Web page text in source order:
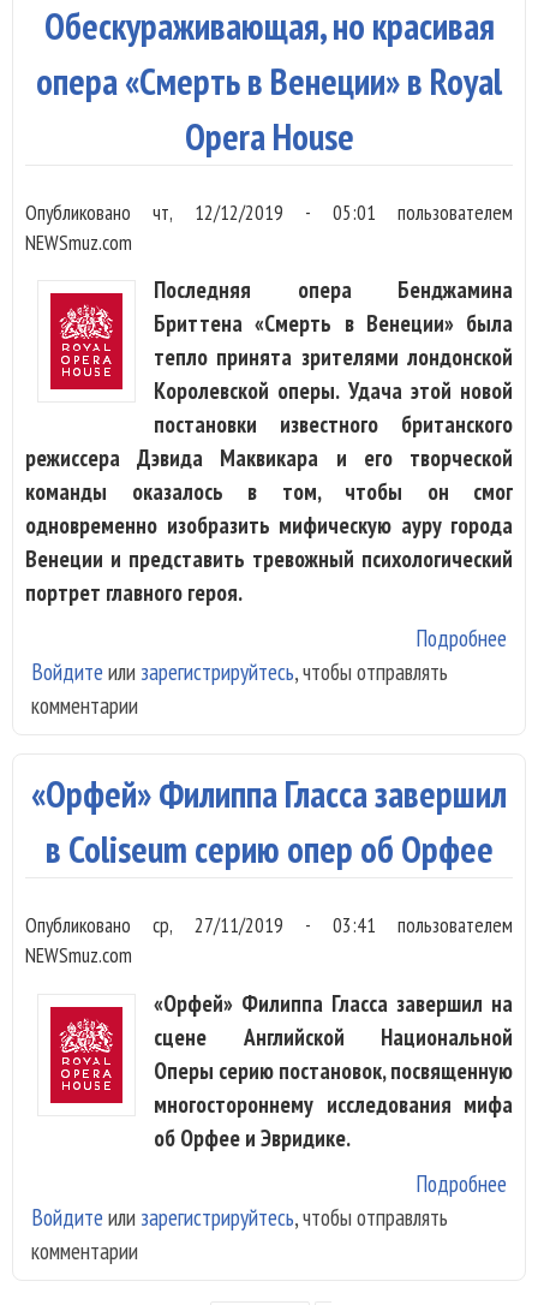
Обескураживающая, но красивая
опера «Смерть в Венеции» в Royal
Opera House
Опубликованочт, 12/12/2019 - 05:01 пользователем
NEWSmuz.com
Последняя опера Бенджамина
Бриттена «Смерть в Венеции» была
тепло принята зрителями лондонской
Королевской оперы. Удача этой новой
постановки известного британского
режиссера Дэвида Маквикара и его творческой
команды оказалось в том, чтобы он смог
одновременно изобразить мифическую ауру города
Венеции и представить тревожный психологический
портрет главного героя.
Подробнее
Войдите или зарегистрируйтесь, чтобы отправлять
комментарии
«Орфей» Филиппа Гласса завершил
в Coliseum серию опер об Орфее
Опубликованоср, 27/11/2019 - 03:41 пользователем
NEWSmuz.com
«Орфей» Филиппа Гласса завершил на
сцене Английской Национальной
Оперы серию постановок, посвященную
многостороннему исследования мифа
об Орфее и Эвридике.
Подробнее
Войдите или зарегистрируйтесь, чтобы отправлять
комментарии